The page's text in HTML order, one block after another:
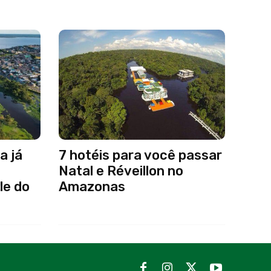
já
do
7 hotéis para você passar
Natal e Réveillon no
Amazonas